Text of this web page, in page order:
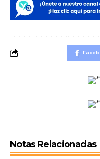
Notas Relacionadas